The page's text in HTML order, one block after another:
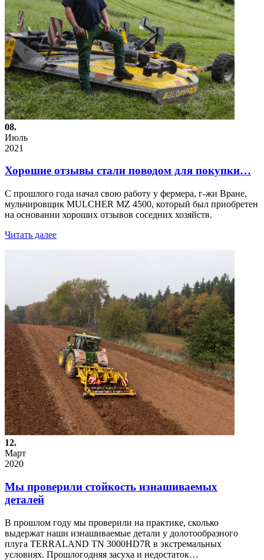
08.
Июль
2021
Хорошие отзывы стали поводом для покупки…
С прошлого года начал свою работу у фермера, г-жи Вране,
мульчировщик MULCHER MZ 4500, который был приобретен
на основании хороших отзывов соседних хозяйств.
Читать далее
12.
Март
2020
Мы проверили стойкость изнашиваемых
деталей
В прошлом году мы проверили на практике, сколько
выдержат наши изнашиваемые детали у долотообразного
плуга TERRALAND TN 3000HD7R в экстремальных
условиях. Прошлогодняя засуха и недостаток…